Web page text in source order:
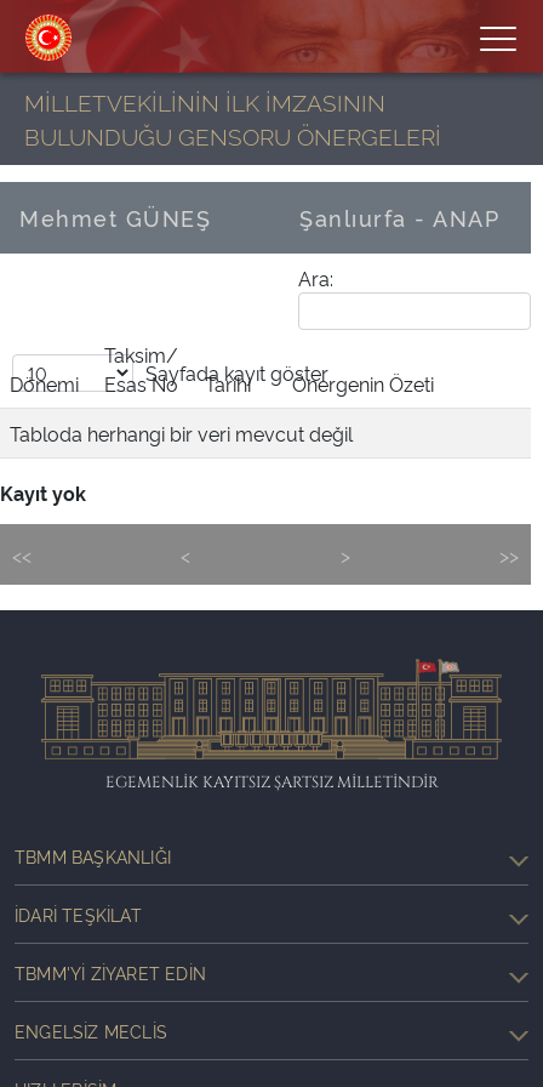
MİLLETVEKİLİNİN İLK İMZASININ
BULUNDUĞU GENSORU ÖNERGELERİ
Mehmet GÜNEŞ Şanlıurfa - ANAP
Ara:
Sayfada kayıt göster
Dönemi
Taksim/
Esas No
Tarihi
Önergenin Özeti
Tabloda herhangi bir veri mevcut değil
Kayıt yok
<< < > >>
EGEMENLİK KAYITSIZ ŞARTSIZ MİLLETİNDİR
TBMM BAŞKANLIĞI
İDARI TEŞKILAT
TBMM'YI ZIYARET EDIN
ENGELSIZ MECLIS